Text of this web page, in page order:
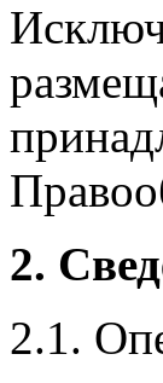
2.
2.1.